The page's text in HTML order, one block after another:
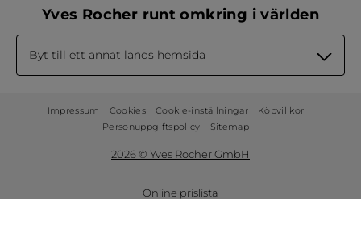
Yves Rocher runt omkring i världen
Byt till ett annat lands hemsida
Impressum Cookies Cookie-inställningar
Köpvillkor
Personuppgiftspolicy
Sitemap
2026 © Yves Rocher GmbH
Online prislista